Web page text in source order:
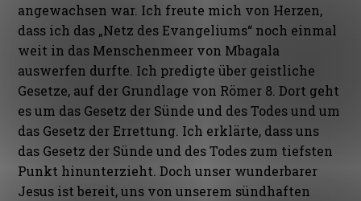
angewachsen war. Ich freute mich von Herzen,
dass ich das „Netz des Evangeliums“ noch einmal
weit in das Menschenmeer von Mbagala
auswerfen durfte. Ich predigte über geistliche
Gesetze, auf der Grundlage von Römer 8. Dort geht
es um das Gesetz der Sünde und des Todes und um
das Gesetz der Errettung. Ich erklärte, dass uns
das Gesetz der Sünde und des Todes zum tiefsten
Punkt hinunterzieht. Doch unser wunderbarer
Jesus ist bereit, uns von unserem sündhaften